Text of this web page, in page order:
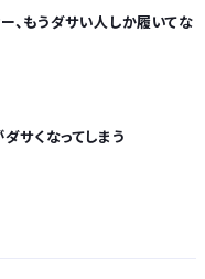
、もうダサい人しか履いてな
サくなってしまう